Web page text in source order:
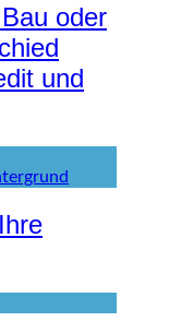
oder
und